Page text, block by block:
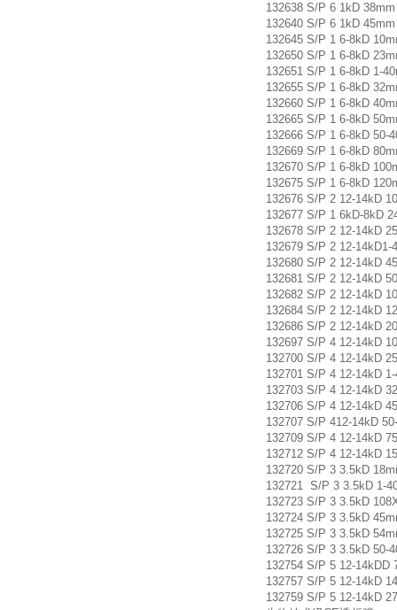
132638 S/P 6 1kD
132640 S/P 6 1kD
132645 S/P 1 6-8kD
132650 S/P 1 6-8kD
132651 S/P 1 6-8kD 1-
132655 S/P 1 6-8kD
132660 S/P 1 6-8kD
132665 S/P 1 6-8kD
132666 S/P 1 6-8kD 50-
132669 S/P 1 6-8kD
132670 S/P 1 6-8kD
132675 S/P 1 6-8kD
132676 S/P 2 12-14kD
132677 S/P 1 6kD-8kD
132678 S/P 2 12-14kD
132679 S/P 2 12-
132680 S/P 2 12-14kD
132681 S/P 2 12-14kD
132682 S/P 2 12-14kD
132684 S/P 2 12-14kD
132686 S/P 2 12-14kD
132697 S/P 4 12-14kD
132700 S/P 4 12-14kD
132701 S/P 4 12-14kD
132703 S/P 4 12-14kD
132706 S/P 4 12-14kD
132707 S/P 412-14kD
132709 S/P 4 12-14kD
132712 S/P 4 12-14kD
132720 S/P 3 3.5kD
132721 S/P 3 3.5kD 1-
132723 S/P 3 3.5kD
132724 S/P 3 3.5kD
132725 S/P 3 3.5kD
132726 S/P 3 3.5kD 50-
132754 S/P 5 12-
132757 S/P 5 12-14kD
132759 S/P 5 12-14kD